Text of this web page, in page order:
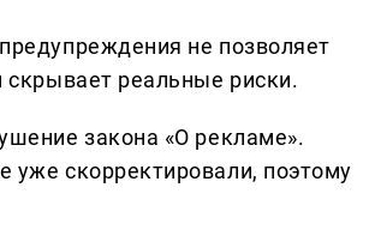
не позволяет
скрывает реальные риски.
закона «О рекламе».
скорректировали, поэтому